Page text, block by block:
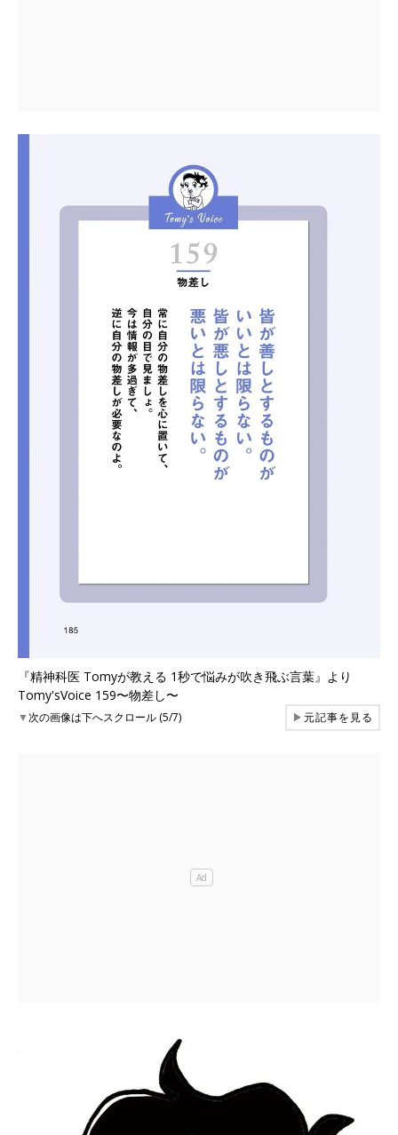
『精神科医 Tomyが教える 1秒で悩みが吹き飛ぶ言葉』より
Tomy'sVoice 159〜物差し〜
▼次の画像は下へスクロール (5/7) ▶元記事を見る